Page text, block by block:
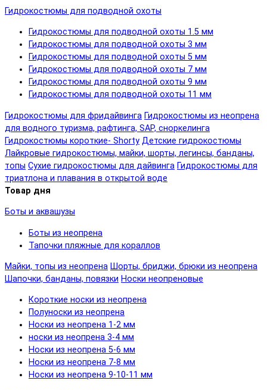
Гидрокостюмы для подводной охоты
Гидрокостюмы для подводной охоты 1.5 мм
Гидрокостюмы для подводной охоты 3 мм
Гидрокостюмы для подводной охоты 5 мм
Гидрокостюмы для подводной охоты 7 мм
Гидрокостюмы для подводной охоты 9 мм
Гидрокостюмы для подводной охоты 11 мм
Гидрокостюмы для фридайвинга Гидрокостюмы из неопрена
для водного туризма, рафтинга, SAP, сноркелинга
Гидрокостюмы короткие- Shorty Детские гидрокостюмы
Лайкровые гидрокостюмы, майки, шорты, легинсы, банданы,
топы Сухие гидрокостюмы для дайвинга Гидрокостюмы для
триатлона и плавания в открытой воде
Товар дня
Боты и аквашузы
Боты из неопрена
Тапочки пляжные для кораллов
Майки, топы из неопрена Шорты, бриджи, брюки из неопрена
Шапочки, банданы, повязки Носки неопреновые
Короткие носки из неопрена
Полуноски из неопрена
Носки из неопрена 1-2 мм
носки из неопрена 3-4 мм
Носки из неопрена 5-6 мм
Носки из неопрена 7-8 мм
Носки из неопрена 9-10-11 мм